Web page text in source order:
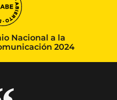
Nacional a la
2024